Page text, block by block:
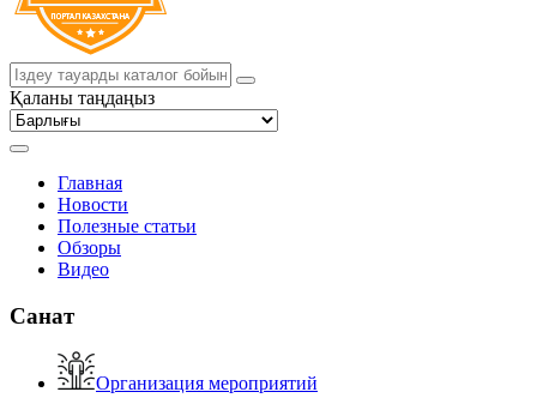
Қаланы таңдаңыз
Главная
Новости
Полезные статьи
Обзоры
Видео
Санат
Организация мероприятий